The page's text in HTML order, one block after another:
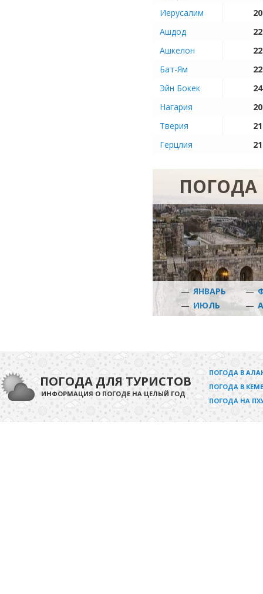
Иерусалим
Ашдод
Ашкелон
Бат-Ям
Эйн Бокек
Нагария
Тверия
Герцлия
ПОГОДА
— ЯНВАРЬ —
— ИЮЛЬ —
ПОГОДА ДЛЯ ТУРИСТОВ
ИНФОРМАЦИЯ О ПОГОДЕ НА ЦЕЛЫЙ ГОД
ПОГОДА В
ПОГОДА В
ПОГОДА НА